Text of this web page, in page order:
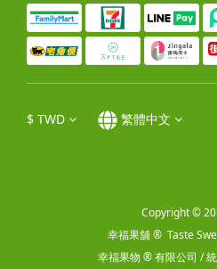
$ TWD 繁體中文
Copyright ©
幸福果舖 ® Taste
幸福果物 ® 有限公司 /